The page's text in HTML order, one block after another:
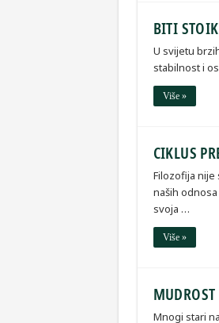
BITI
U svijetu
stabilnost i
Više »
CIKLUS
Filozofija nije
naših
svoja …
Više »
Mnogi stari